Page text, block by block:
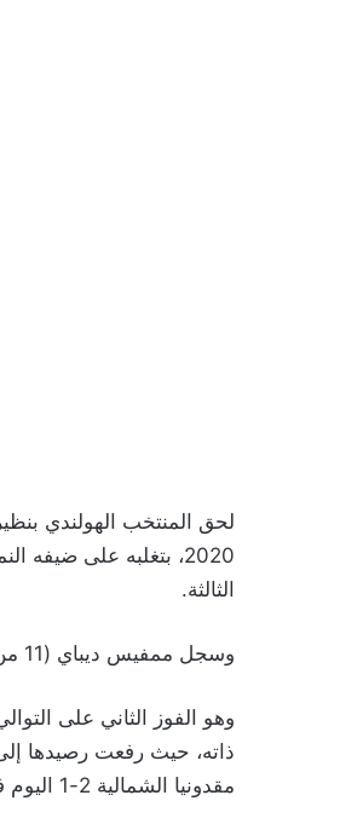
لحق المنتخب الهولندي
الثالثة.
وسجل ممفيس ديباي (11 من ركلة جزاء) ودنزل دمفريس (67) الهدف الثاني.
ذاته، حيث رفعت رصيدها
مقدونيا الشمالية 2-1 اليوم في بوخارست.